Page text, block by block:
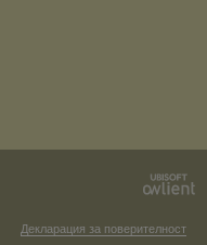
Декларация за поверителност